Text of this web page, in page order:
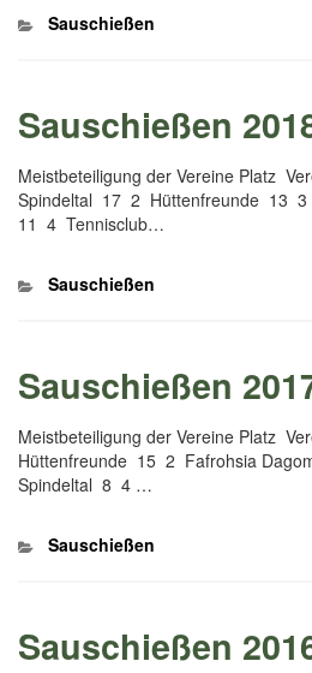
Kategorien
Sauschießen
Sauschießen
Meistbeteiligung der Vereine Platz
Spindeltal 17 2 Hüttenfreunde 13 3
11 4 Tennisclub…
Kategorien
Sauschießen
Sauschießen
Meistbeteiligung der Vereine Platz
Hüttenfreunde 15 2 Fafrohsia
Spindeltal 8 4 …
Kategorien
Sauschießen
Sauschießen